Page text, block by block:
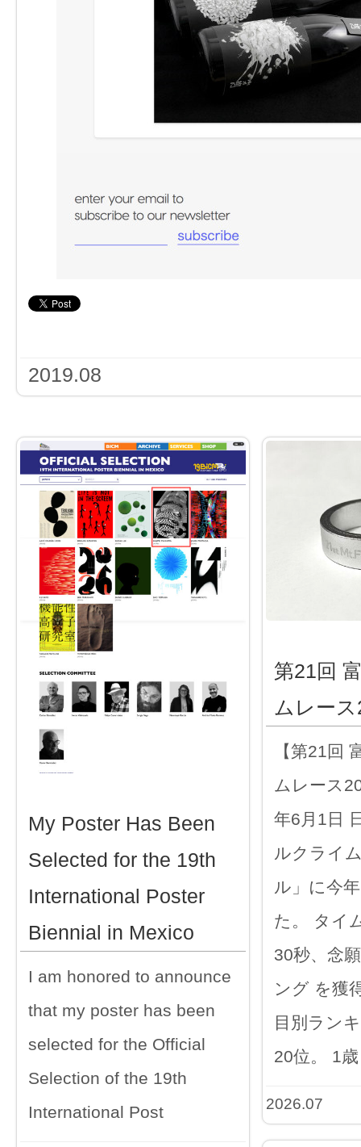
2019.08
My Poster Has Been
Selected for the 19th
International Poster
Biennial in Mexico
I am honored to announce
that my poster has been
selected for the Official
Selection of the 19th
International Post
第21回
ムレー
【第21回
ムレース
年6月1日
ルクライ
ル」に今
た。 タイ
30秒、念
ング を獲
目別ラン
20位。 1歳
2026.07